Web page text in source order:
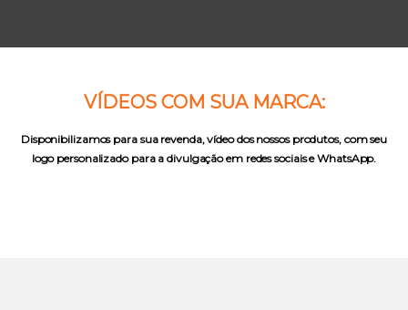
VÍDEOS COM SUA MARCA:
Disponibilizamos para sua revenda, vídeo dos nossos produtos, com seu
logo personalizado para a divulgação em redes sociais e WhatsApp.